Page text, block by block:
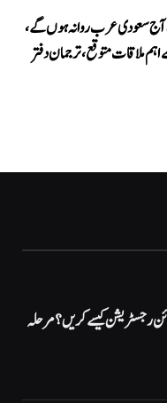
سعودی عرب روانہ ہوں گے،
ملاقات متوقع، ترجمان دفتر
رجسٹریشن کیسے کریں؟ مرحلہ